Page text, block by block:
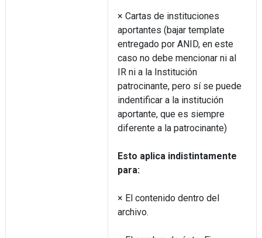
× Cartas de instituciones
aportantes (bajar template
entregado por ANID, en este
caso no debe mencionar ni al
IR ni a la Institución
patrocinante, pero sí se puede
indentificar a la institución
aportante, que es siempre
diferente a la patrocinante)
Esto aplica indistintamente
para:
× El contenido dentro del
archivo.